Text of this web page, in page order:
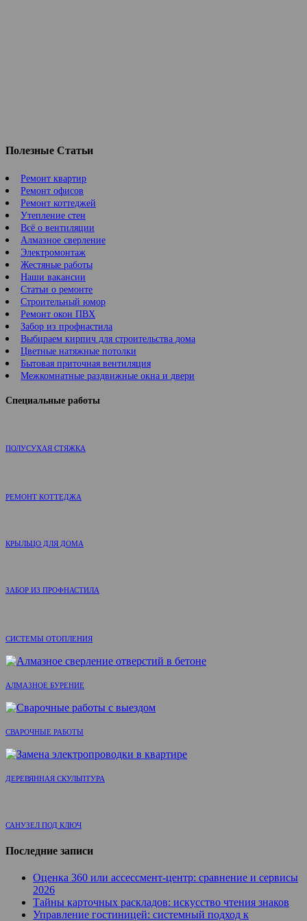
Полезные Статьи
Ремонт квартир
Ремонт офисов
Ремонт коттеджей
Утепление стен
Всё о вентиляции
Алмазное сверление
Электромонтаж
Жестяные работы
Наши вакансии
Статьи о ремонте
Строительный юмор
Ремонт окон ПВХ
Забор из профнастила
Выбираем кирпич для строительства дома
Цветные натяжные потолки
Бытовая приточная вентиляция
Межкомнатные раздвижные окна и двери
Специальные работы
ПОЛУСУХАЯ СТЯЖКА
РЕМОНТ КОТТЕДЖА
КРЫЛЬЦО ДЛЯ ДОМА
ЗАБОР ИЗ ПРОФНАСТИЛА
СИСТЕМЫ ОТОПЛЕНИЯ
АЛМАЗНОЕ БУРЕНИЕ
СВАРОЧНЫЕ РАБОТЫ
ДЕРЕВЯННАЯ СКУЛЬПТУРА
САНУЗЕЛ ПОД КЛЮЧ
Последние записи
Оценка 360 или ассессмент-центр: сравнение и сервисы
2026
Тайны карточных раскладов: искусство чтения знаков
Управление гостиницей: системный подход к